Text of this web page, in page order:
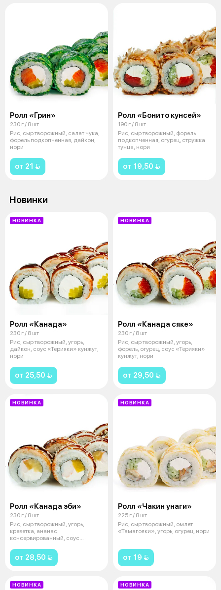
Ролл «Грин»
230 г / 8 шт
Рис, сыр творожный, салат чука,
форель подкопченная, дайкон,
нори
от 21 
Ролл «Бонито кунсей»
190 г / 8 шт
Рис, сыр творожный, форель
подкопченная, огурец, стружка
тунца, нори
от 19,50 
Новинки
НОВИНКА
Ролл «Канада»
230 г / 8 шт
Рис, сыр творожный, угорь,
дайкон, соус «Терияки» кунжут,
нори
от 25,50 
НОВИНКА
Ролл «Канада сяке»
230 г / 8 шт
Рис, сыр творожный, угорь,
форель, огурец, соус «Терияки»
кунжут, нори
от 29,50 
НОВИНКА
Ролл «Канада эби»
230 г / 8 шт
Рис, сыр творожный, угорь,
креветка, ананас
консервированный, соус
от 28,50 
НОВИНКА
Ролл «Чакин унаги»
225 г / 8 шт
Рис, сыр творожный, омлет
«Тамагояки», угорь, огурец, нори
от 19 
НОВИНКА НОВИНКА